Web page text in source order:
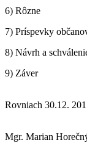
6) Rôzne
7) Príspevky
8) Návrh a
9) Záver
V
Rovniach 30.12.
Mgr. Marian